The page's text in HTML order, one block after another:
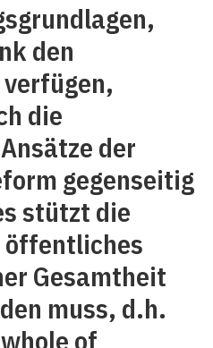
den
die
der
gegenseitig
stützt die
öffentliches
Gesamtheit
muss, d.h.
of